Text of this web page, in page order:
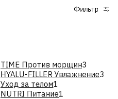
Фильтр
TIME Против морщин3
HYALU-FILLER Увлажнение3
Уход за телом1
NUTRI Питание1